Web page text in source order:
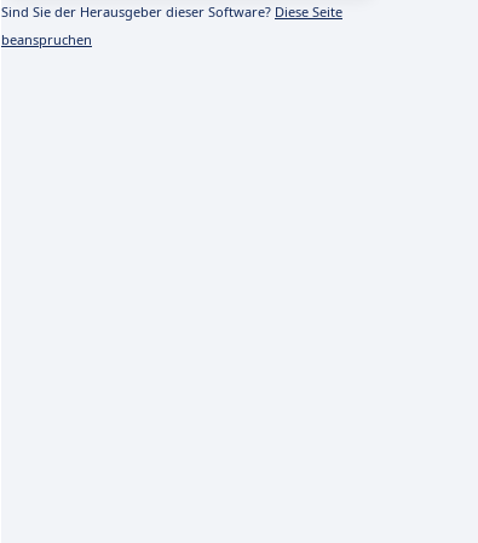
Sind Sie der Herausgeber dieser Software? Diese Seite
beanspruchen